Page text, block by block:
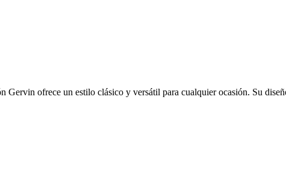
Gervin ofrece un estilo clásico y versátil para cualquier ocasión. Su